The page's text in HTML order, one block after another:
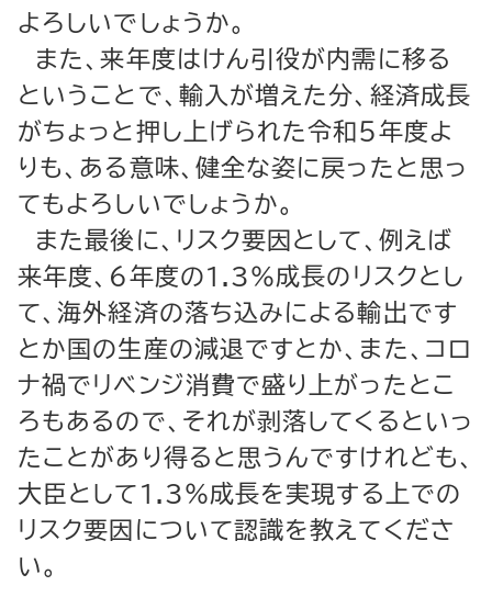
よろしいでしょうか。
また、来年度はけん引役が内需に移る
ということで、輸入が増えた分、経済成長
がちょっと押し上げられた令和５年度よ
りも、ある意味、健全な姿に戻ったと思っ
てもよろしいでしょうか。
また最後に、リスク要因として、例えば
来年度、６年度の1.3％成長のリスクとし
て、海外経済の落ち込みによる輸出です
とか国の生産の減退ですとか、また、コロ
ナ禍でリベンジ消費で盛り上がったとこ
ろもあるので、それが剥落してくるといっ
たことがあり得ると思うんですけれども、
大臣として1.3％成長を実現する上での
リスク要因について認識を教えてくださ
い。